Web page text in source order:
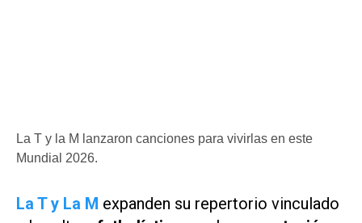
La T y la M lanzaron canciones para vivirlas en este
Mundial 2026.
La T y La M expanden su repertorio vinculado